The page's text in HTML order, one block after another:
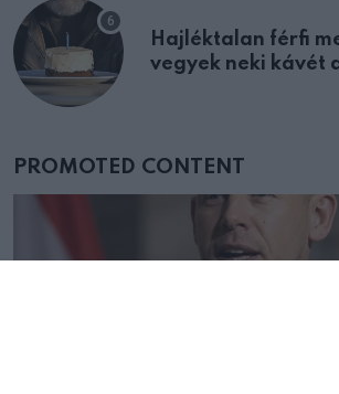
Hajléktalan férfi
vegyek neki kávét